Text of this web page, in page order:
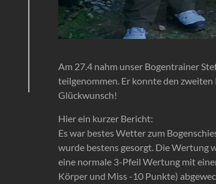
Am 27.4 nahm unser Bogentrainer
teilgenommen. Er konnte den
Glückwunsch!
Hier ein kurzer Bericht:
Es war bestes Wetter zum
wurde bestens gesorgt. Die Wertung
eine normale 3-Pfeil Wertung mit
Körper und Miss -10 Punkte)